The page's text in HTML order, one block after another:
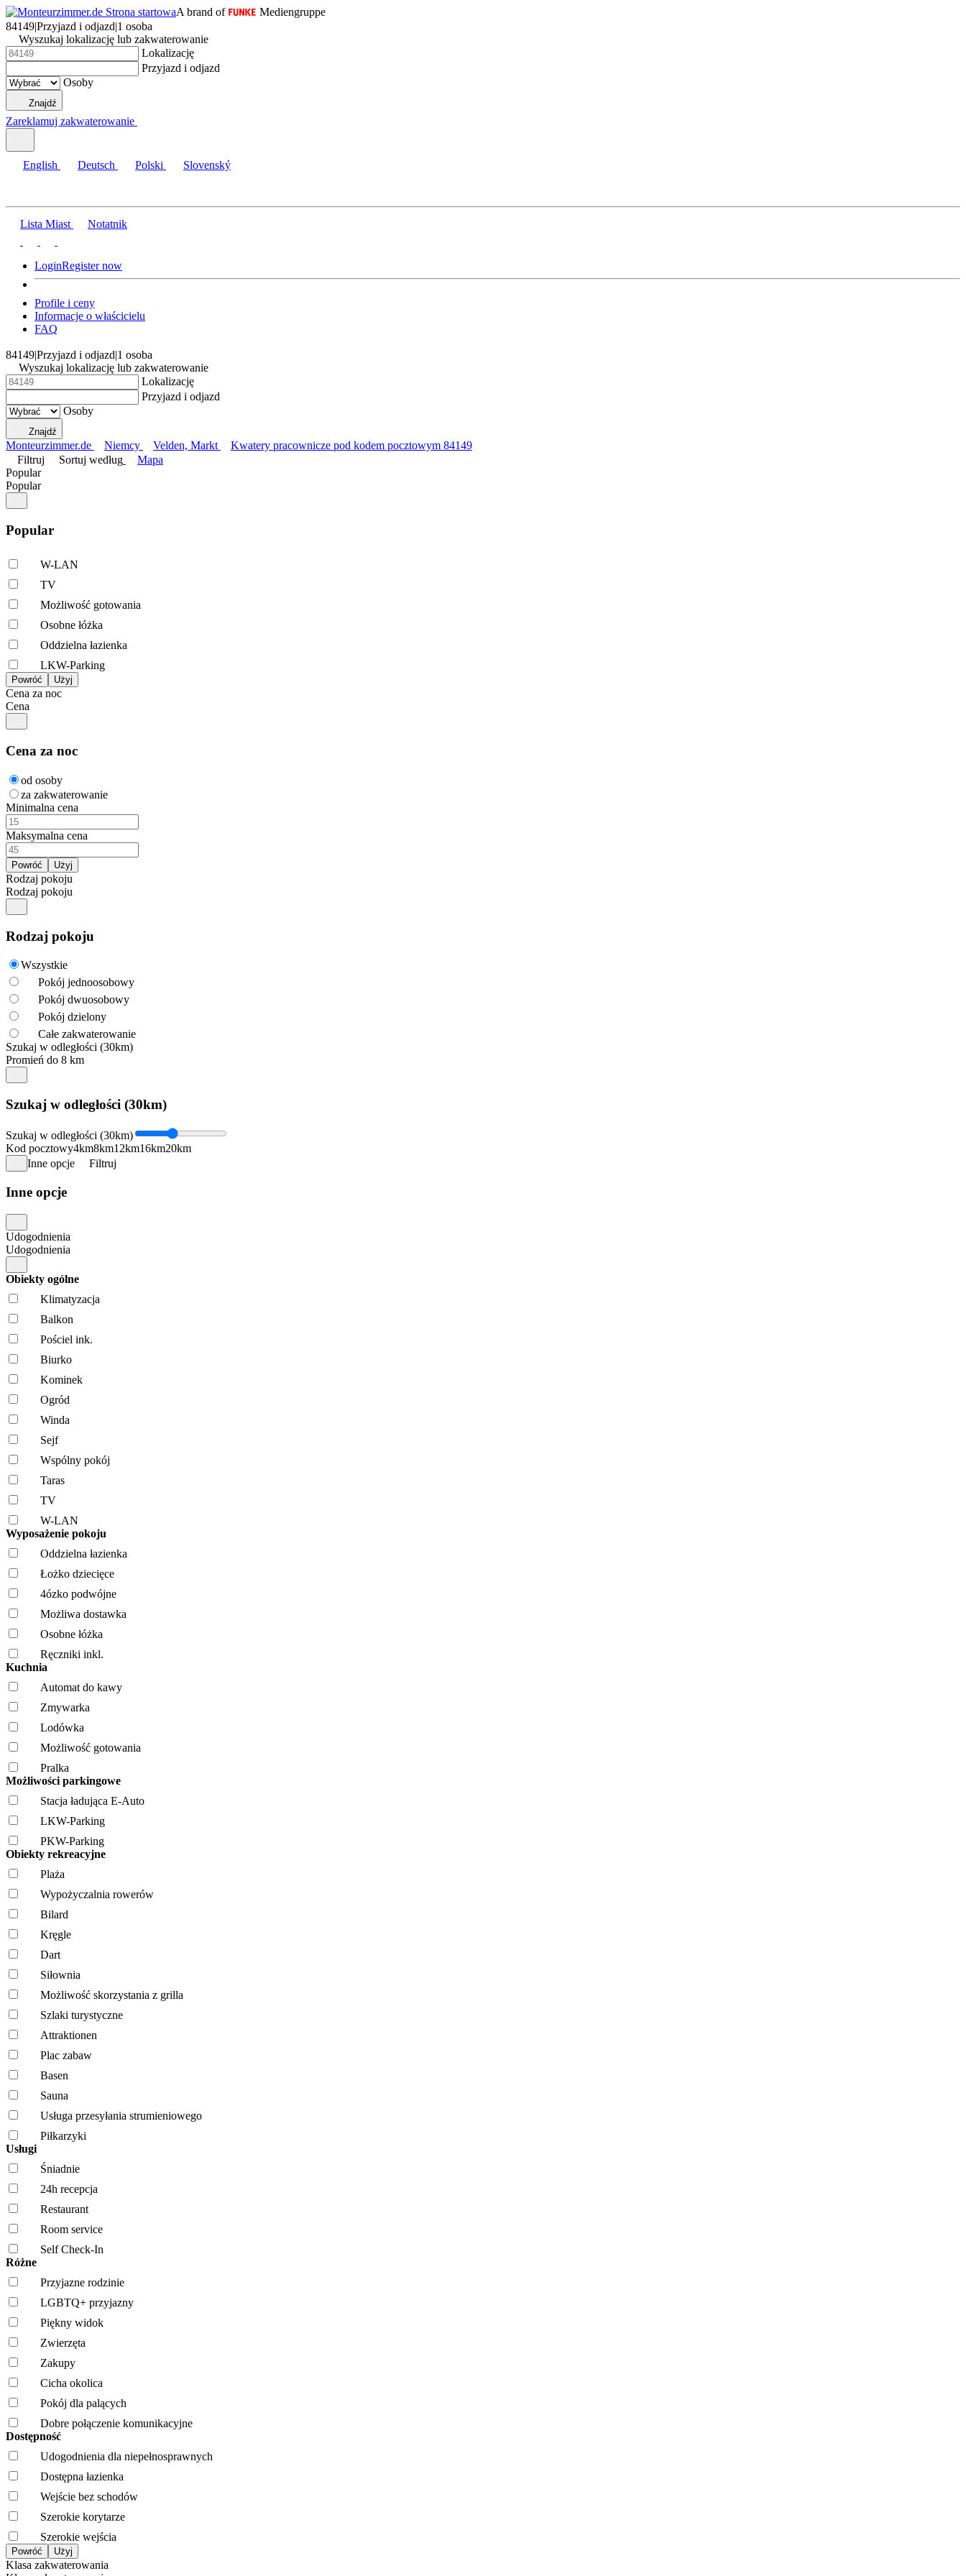
A brand of
Mediengruppe
84149|Przyjazd i odjazd|1 osoba
Wyszukaj lokalizację lub zakwaterowanie
Lokalizację
Przyjazd i odjazd
Osoby
Znajdź
Zareklamuj zakwaterowanie
English Deutsch Polski Slovenský
Lista Miast Notatnik
LoginRegister now
Profile i ceny
Informacje o właścicielu
FAQ
84149|Przyjazd i odjazd|1 osoba
Wyszukaj lokalizację lub zakwaterowanie
Lokalizację
Przyjazd i odjazd
Osoby
Znajdź
Monteurzimmer.de Niemcy Velden, Markt
Kwatery pracownicze pod kodem pocztowym 84149
Filtruj
Sortuj według
Mapa
Popular
Popular
Popular
W-LAN
TV
Możliwość gotowania
Osobne łóżka
Oddzielna łazienka
LKW-Parking
Cena za noc
Cena
Cena za noc
od osoby
za zakwaterowanie
Minimalna cena
Maksymalna cena
Rodzaj pokoju
Rodzaj pokoju
Rodzaj pokoju
Wszystkie
Pokój jednoosobowy
Pokój dwuosobowy
Pokój dzielony
Całe zakwaterowanie
Szukaj w odległości (30km)
Promień do 8 km
Szukaj w odległości (30km)
Szukaj w odległości (30km)
Kod pocztowy4km8km12km16km20km
Inne opcje
Filtruj
Inne opcje
Udogodnienia
Udogodnienia
Obiekty ogólne
Klimatyzacja
Balkon
Pościel ink.
Biurko
Kominek
Ogród
Winda
Sejf
Wspólny pokój
Taras
TV
W-LAN
Wyposażenie pokoju
Oddzielna łazienka
Łożko dziecięce
4ózko podwójne
Możliwa dostawka
Osobne łóżka
Ręczniki inkl.
Kuchnia
Automat do kawy
Zmywarka
Lodówka
Możliwość gotowania
Pralka
Możliwości parkingowe
Stacja ładująca E-Auto
LKW-Parking
PKW-Parking
Obiekty rekreacyjne
Plaża
Wypożyczalnia rowerów
Bilard
Kręgle
Dart
Siłownia
Możliwość skorzystania z grilla
Szlaki turystyczne
Attraktionen
Plac zabaw
Basen
Sauna
Usługa przesyłania strumieniowego
Piłkarzyki
Usługi
Śniadnie
24h recepcja
Restaurant
Room service
Self Check-In
Różne
Przyjazne rodzinie
LGBTQ+ przyjazny
Piękny widok
Zwierzęta
Zakupy
Cicha okolica
Pokój dla palących
Dobre połączenie komunikacyjne
Dostępność
Udogodnienia dla niepełnosprawnych
Dostępna łazienka
Wejście bez schodów
Szerokie korytarze
Szerokie wejścia
Klasa zakwaterowania